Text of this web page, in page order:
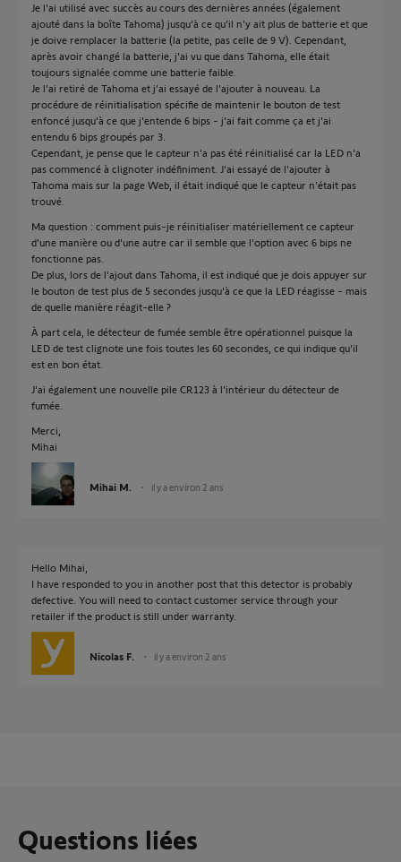
Je l'ai utilisé avec succès au cours des dernières années (également
ajouté dans la boîte Tahoma) jusqu'à ce qu'il n'y ait plus de batterie et que
je doive remplacer la batterie (la petite, pas celle de 9 V). Cependant,
après avoir changé la batterie, j'ai vu que dans Tahoma, elle était
toujours signalée comme une batterie faible.
Je l'ai retiré de Tahoma et j'ai essayé de l'ajouter à nouveau. La
procédure de réinitialisation spécifie de maintenir le bouton de test
enfoncé jusqu'à ce que j'entende 6 bips - j'ai fait comme ça et j'ai
entendu 6 bips groupés par 3.
Cependant, je pense que le capteur n'a pas été réinitialisé car la LED n'a
pas commencé à clignoter indéfiniment. J'ai essayé de l'ajouter à
Tahoma mais sur la page Web, il était indiqué que le capteur n'était pas
trouvé.
Ma question : comment puis-je réinitialiser matériellement ce capteur
d'une manière ou d'une autre car il semble que l'option avec 6 bips ne
fonctionne pas.
De plus, lors de l'ajout dans Tahoma, il est indiqué que je dois appuyer sur
le bouton de test plus de 5 secondes jusqu'à ce que la LED réagisse - mais
de quelle manière réagit-elle ?
À part cela, le détecteur de fumée semble être opérationnel puisque la
LED de test clignote une fois toutes les 60 secondes, ce qui indique qu'il
est en bon état.
J'ai également une nouvelle pile CR123 à l'intérieur du détecteur de
fumée.
Merci,
Mihai
Mihai M. il y a environ 2 ans
Hello Mihai,
I have responded to you in another post that this detector is probably
defective. You will need to contact customer service through your
retailer if the product is still under warranty.
Nicolas F. il y a environ 2 ans
Questions liées